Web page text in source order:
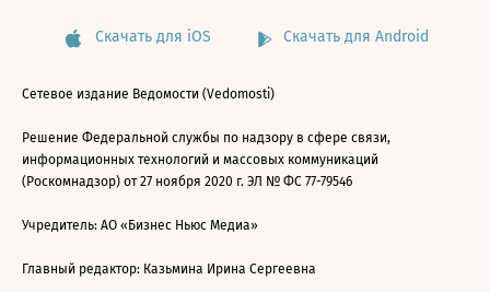
Скачать для iOS Скачать для Android
Сетевое издание Ведомости (Vedomosti)
Решение Федеральной службы по надзору в сфере связи,
информационных технологий и массовых коммуникаций
(Роскомнадзор) от 27 ноября 2020 г. ЭЛ № ФС 77-79546
Учредитель: АО «Бизнес Ньюс Медиа»
Главный редактор: Казьмина Ирина Сергеевна